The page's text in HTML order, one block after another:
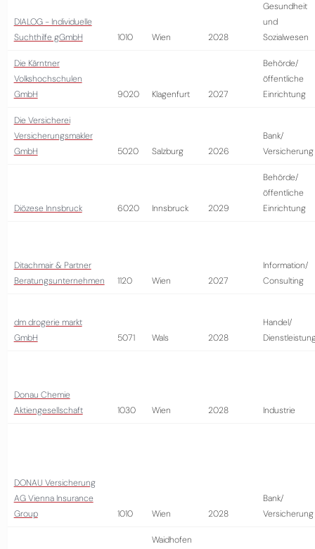
DIALOG - Individuelle
Suchthilfe gGmbH
1010 Wien 2028
Gesundheit
und
Sozialwesen
Die Kärntner
Volkshochschulen
GmbH
9020 Klagenfurt 2027
Behörde/
öffentliche
Einrichtung
Die Versicherei
Versicherungsmakler
GmbH
5020 Salzburg 2026
Bank/
Versicherung
Diözese Innsbruck 6020 Innsbruck 2029
Behörde/
öffentliche
Einrichtung
Ditachmair & Partner
Beratungsunternehmen
1120 Wien 2027
Information/
Consulting
dm drogerie markt
GmbH
5071 Wals 2028
Handel/
Donau Chemie
Aktiengesellschaft
1030 Wien 2028 Industrie
DONAU Versicherung
AG Vienna Insurance
Group
1010 Wien 2028
Bank/
Versicherung
Waidhofen